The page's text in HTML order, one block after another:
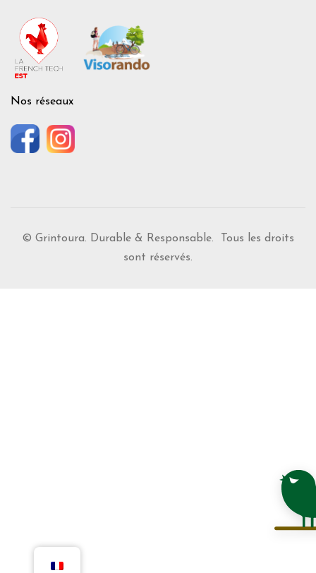
Nos réseaux
© Grintoura. Durable & Responsable. Tous les droits
sont réservés.